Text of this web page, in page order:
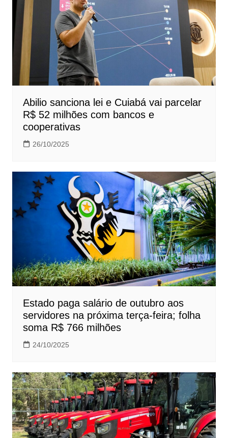
Abilio sanciona lei e Cuiabá vai parcelar
R$ 52 milhões com bancos e
cooperativas
26/10/2025
Estado paga salário de outubro aos
servidores na próxima terça-feira; folha
soma R$ 766 milhões
24/10/2025